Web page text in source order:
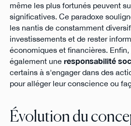
même les plus fortunés peuvent
significatives. Ce paradoxe
les nantis de constamment
investissements et de rester
économiques et financières.
également une responsabilité
certains à s'engager dans des
pour alléger leur conscience ou
Évolution du